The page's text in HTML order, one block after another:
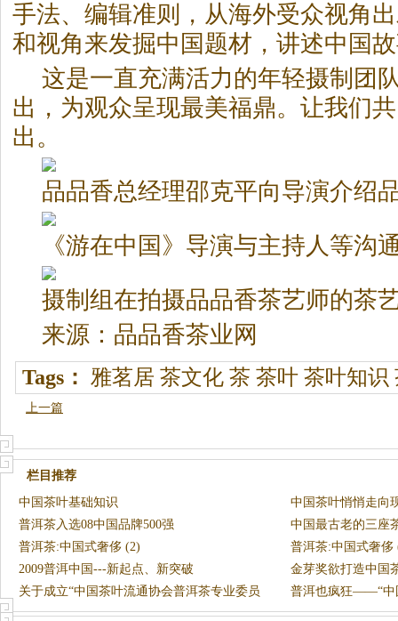
手法、编辑准则，从海外受众视角
和视角来发掘中国题材，讲述中国
这是一直充满活力的年轻摄制团
出，为观众呈现最美福鼎。让我们
出。
品品香总经理邵克平向导演介绍
《游在中国》导演与主持人等沟
摄制组在拍摄品品香茶艺师的茶
来源：品品香茶业网
Tags： 雅茗居 茶文化 茶 茶叶 茶叶知识
上一篇
栏目推荐
中国茶叶基础知识
中国茶叶悄悄走向
普洱茶入选08中国品牌500强
中国最古老的三座
普洱茶:中国式奢侈 (2)
普洱茶:中国式奢侈
2009普洱中国---新起点、新突破
金芽奖欲打造中国
关于成立“中国茶叶流通协会普洱茶专业委员
会”的
普洱也疯狂——“中
游戏